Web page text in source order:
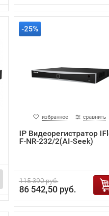
-25%
избранное сравнить
IP Видеорегистратор
F-NR-232/2(AI-Seek)
115 390 руб.
86 542,50 руб.